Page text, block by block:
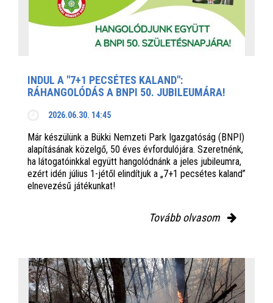
INDUL A "7+1 PECSÉTES KALAND":
RÁHANGOLÓDÁS A BNPI 50. JUBILEUMÁRA!
2026.06.30. 14:45
Már készülünk a Bükki Nemzeti Park Igazgatóság (BNPI)
alapításának közelgő, 50 éves évfordulójára. Szeretnénk,
ha látogatóinkkal együtt hangolódnánk a jeles jubileumra,
ezért idén július 1-jétől elindítjuk a „7+1 pecsétes kaland”
elnevezésű játékunkat!
Tovább olvasom